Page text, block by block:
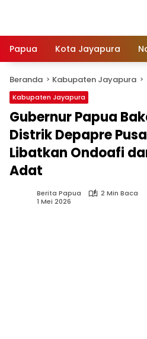
Papua
Kota Jayapura
Beranda Kabupaten Jayapura
Kabupaten Jayapura
Gubernur Papua
Distrik Depapre
Libatkan Ondoafi
Adat
Berita Papua
2 Min Baca
1 Mei 2026